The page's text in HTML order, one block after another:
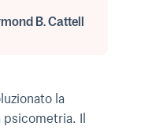
B. Cattell
la
Il